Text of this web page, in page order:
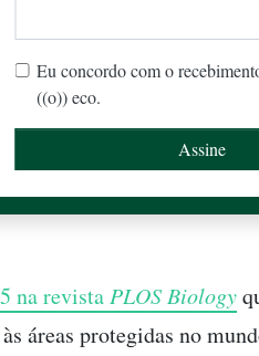
Eu concordo com o
((o)) eco.
na revista PLOS Biology
áreas protegidas no